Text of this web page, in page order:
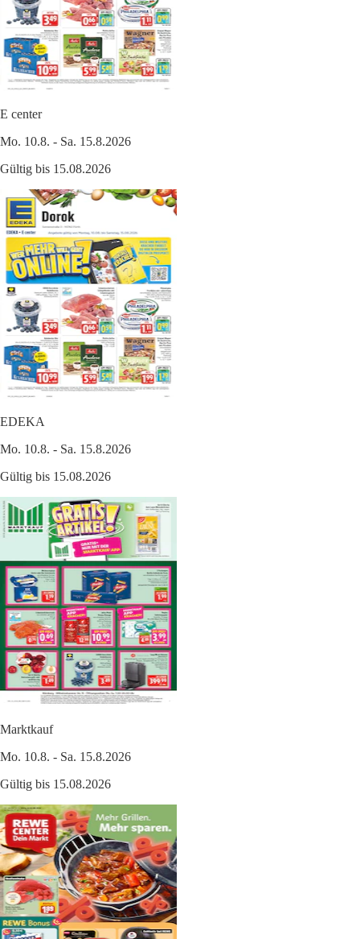
E center
Mo. 10.8. - Sa. 15.8.2026
Gültig bis 15.08.2026
EDEKA
Mo. 10.8. - Sa. 15.8.2026
Gültig bis 15.08.2026
Marktkauf
Mo. 10.8. - Sa. 15.8.2026
Gültig bis 15.08.2026